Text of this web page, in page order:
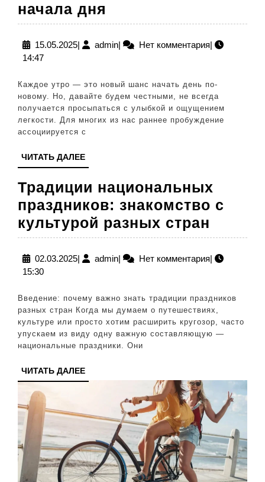
начала дня
ритуалы:
секреты
и
позитивного
начала
15.05.202515.05.2025
| adminadmin
| Нет комментария|
14:47
Каждое утро — это новый шанс начать день по-
новому. Но, давайте будем честными, не всегда
получается просыпаться с улыбкой и ощущением
легкости. Для многих из нас раннее пробуждение
ассоциируется с
ЧИТАТЬ ДАЛЕЕЧИТАТЬ
ДАЛЕЕ
Традиции национальных
праздников: знакомство с
культурой разных стран
с
02.03.202502.03.2025
| adminadmin
| Нет комментария|
15:30
Введение: почему важно знать традиции праздников
разных стран Когда мы думаем о путешествиях,
культуре или просто хотим расширить кругозор, часто
упускаем из виду одну важную составляющую —
национальные праздники. Они
ЧИТАТЬ ДАЛЕЕЧИТАТЬ
ДАЛЕЕ